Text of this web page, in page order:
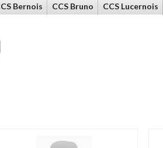
Bernois CCS Bruno CCS Lucernois